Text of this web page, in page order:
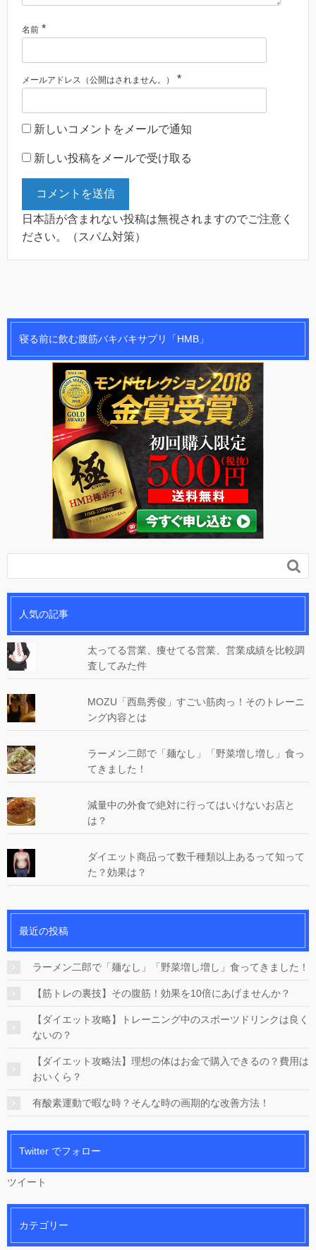
名前 *
メールアドレス（公開はされません。） *
新しいコメントをメールで通知
新しい投稿をメールで受け取る
日本語が含まれない投稿は無視されますのでご注意く
ださい。（スパム対策）
寝る前に飲む腹筋バキバキサプリ「HMB」

人気の記事
太ってる営業、痩せてる営業、営業成績を比較調
査してみた件
MOZU「西島秀俊」すごい筋肉っ！そのトレーニ
ング内容とは
ラーメン二郎で「麺なし」「野菜増し増し」食っ
てきました！
減量中の外食で絶対に行ってはいけないお店と
は？
ダイエット商品って数千種類以上あるって知って
た？効果は？
最近の投稿
ラーメン二郎で「麺なし」「野菜増し増し」食ってきました！
【筋トレの裏技】その腹筋！効果を10倍にあげませんか？
【ダイエット攻略】トレーニング中のスポーツドリンクは良く
ないの？
【ダイエット攻略法】理想の体はお金で購入できるの？費用は
おいくら？
有酸素運動で暇な時？そんな時の画期的な改善方法！
Twitter でフォロー
ツイート
カテゴリー